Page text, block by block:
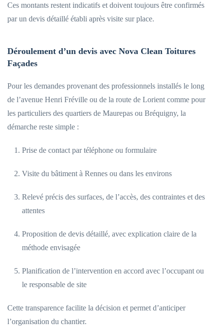
Ces montants restent indicatifs et doivent toujours être confirmés
par un devis détaillé établi après visite sur place.
Déroulement d’un devis avec Nova Clean Toitures
Façades
Pour les demandes provenant des professionnels installés le long
de l’avenue Henri Fréville ou de la route de Lorient comme pour
les particuliers des quartiers de Maurepas ou Bréquigny, la
démarche reste simple :
Prise de contact par téléphone ou formulaire
Visite du bâtiment à Rennes ou dans les environs
Relevé précis des surfaces, de l’accès, des contraintes et des
attentes
Proposition de devis détaillé, avec explication claire de la
méthode envisagée
Planification de l’intervention en accord avec l’occupant ou
le responsable de site
Cette transparence facilite la décision et permet d’anticiper
l’organisation du chantier.